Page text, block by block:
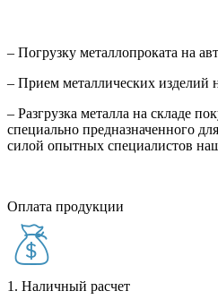
– Погрузку металлопроката на
– Прием металлических изделий
– Разгрузка металла на складе
специально предназначенного
силой опытных специалистов
Оплата продукции
1. Наличный расчет